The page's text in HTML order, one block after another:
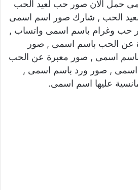
حمل الان صور حب لعيد الحب
بعيد الحب , شارك صور اسم اسمى
حب وغرام باسم اسمى واتساب ,
عن الحب باسم اسمى , صور
اسمى , صور معبرة عن الحب
اسمى , صور ورد باسم اسمى ,
عليها اسم اسمى.